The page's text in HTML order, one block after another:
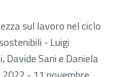
sul lavoro nel ciclo
- Luigi
Davide Sani e Daniela